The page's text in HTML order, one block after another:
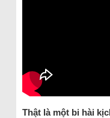
Thật là một bi hài